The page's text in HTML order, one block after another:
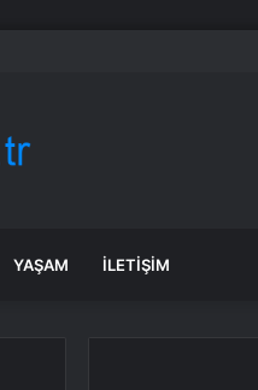
YAŞAM İLETIŞIM